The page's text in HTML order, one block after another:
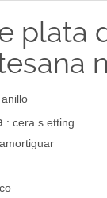
plata
anillo
: cera s etting